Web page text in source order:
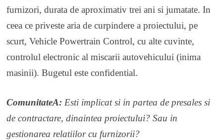
furnizori, durata de aproximativ trei ani si jumatate. In
ceea ce priveste aria de curpindere a proiectului, pe
scurt, Vehicle Powertrain Control, cu alte cuvinte,
controlul electronic al miscarii autovehicului (inima
masinii). Bugetul este confidential.
ComunitateA: Esti implicat si in partea de presales si
de contractare, dinaintea proiectului? Sau in
gestionarea relatiilor cu furnizorii?